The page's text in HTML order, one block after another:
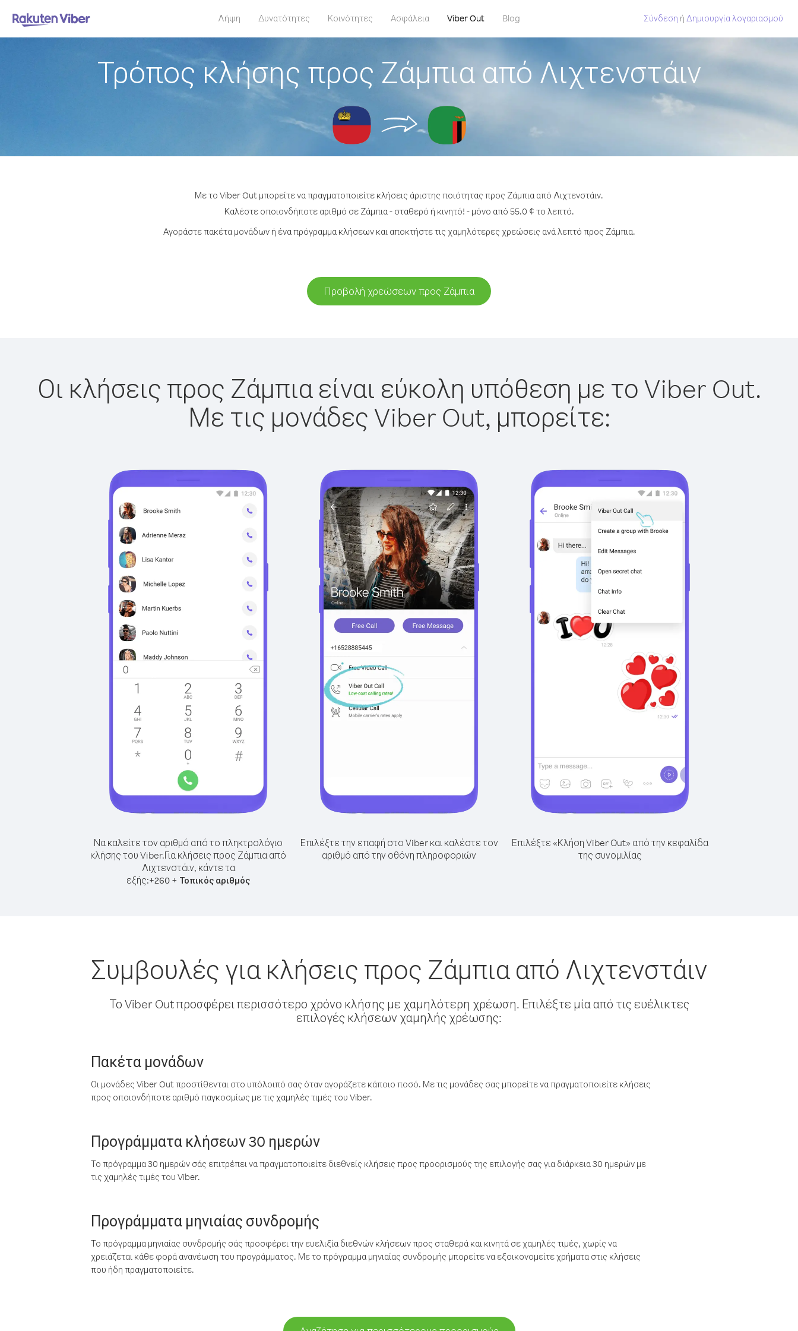
Λήψη Δυνατότητες Κοινότητες Ασφάλεια Viber Out Blog Σύνδεση ή Δημιουργία λογαριασμού
Τρόπος κλήσης προς Ζάμπια από Λιχτενστάιν
Με το Viber Out μπορείτε να πραγματοποιείτε κλήσεις άριστης ποιότητας προς Ζάμπια από Λιχτενστάιν.
Καλέστε οποιονδήποτε αριθμό σε Ζάμπια - σταθερό ή κινητό! - μόνο από 55.0 ¢ το λεπτό.
Αγοράστε πακέτα μονάδων ή ένα πρόγραμμα κλήσεων και αποκτήστε τις χαμηλότερες χρεώσεις ανά λεπτό προς Ζάμπια.
Προβολή χρεώσεων προς Ζάμπια
Οι κλήσεις προς Ζάμπια είναι εύκολη υπόθεση με το Viber Out.
Με τις μονάδες Viber Out, μπορείτε:
Να καλείτε τον αριθμό από το πληκτρολόγιο
κλήσης του Viber.Για κλήσεις προς Ζάμπια από
Λιχτενστάιν, κάντε τα
εξής:+260 + Τοπικός αριθμός
Επιλέξτε την επαφή στο Viber και καλέστε τον
αριθμό από την οθόνη πληροφοριών
Επιλέξτε «Κλήση Viber Out» από την κεφαλίδα
της συνομιλίας
Συμβουλές για κλήσεις προς Ζάμπια από Λιχτενστάιν
Το Viber Out προσφέρει περισσότερο χρόνο κλήσης με χαμηλότερη χρέωση. Επιλέξτε μία από τις ευέλικτες
επιλογές κλήσεων χαμηλής χρέωσης:
Πακέτα μονάδων
Οι μονάδες Viber Out προστίθενται στο υπόλοιπό σας όταν αγοράζετε κάποιο ποσό. Με τις μονάδες σας μπορείτε να πραγματοποιείτε κλήσεις
προς οποιονδήποτε αριθμό παγκοσμίως με τις χαμηλές τιμές του Viber.
Προγράμματα κλήσεων 30 ημερών
Το πρόγραμμα 30 ημερών σάς επιτρέπει να πραγματοποιείτε διεθνείς κλήσεις προς προορισμούς της επιλογής σας για διάρκεια 30 ημερών με
τις χαμηλές τιμές του Viber.
Προγράμματα μηνιαίας συνδρομής
Το πρόγραμμα μηνιαίας συνδρομής σάς προσφέρει την ευελιξία διεθνών κλήσεων προς σταθερά και κινητά σε χαμηλές τιμές, χωρίς να
χρειάζεται κάθε φορά ανανέωση του προγράμματος. Με το πρόγραμμα μηνιαίας συνδρομής μπορείτε να εξοικονομείτε χρήματα στις κλήσεις
που ήδη πραγματοποιείτε.